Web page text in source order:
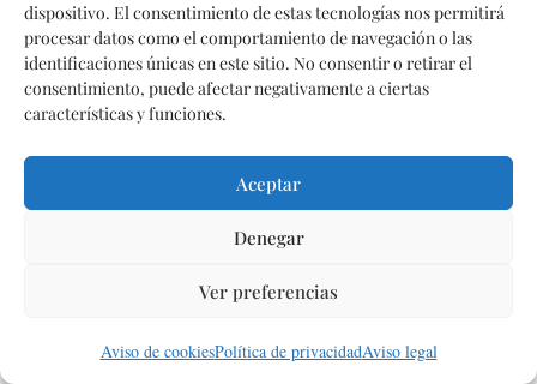
dispositivo. El consentimiento de estas tecnologías nos permitirá
procesar datos como el comportamiento de navegación o las
identificaciones únicas en este sitio. No consentir o retirar el
consentimiento, puede afectar negativamente a ciertas
características y funciones.
Aceptar
Denegar
Ver preferencias
Aviso de cookiesPolítica de privacidadAviso legal
¿Qué tipo de chimeneas y estufas
instaláis?
Realizamos la instalación de chimeneas y
insertables, de diseño eléctricas y de hierro,
adaptándonos a tus requerimientos de espacio
¿Por qué contratar a una empresa